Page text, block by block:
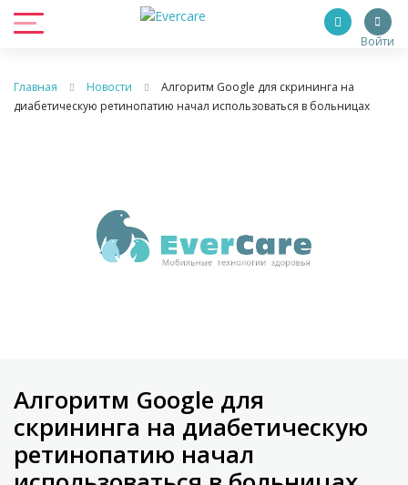
Войти
Главная Новости
Алгоритм Google для скрининга на
диабетическую ретинопатию начал использоваться в больницах
Алгоритм Google для
скрининга на диабетическую
ретинопатию начал